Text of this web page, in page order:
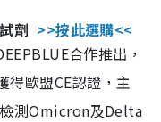
劑 >>按此選購<<
合作推出，
得歐盟CE認證，主
測Omicron及Delta